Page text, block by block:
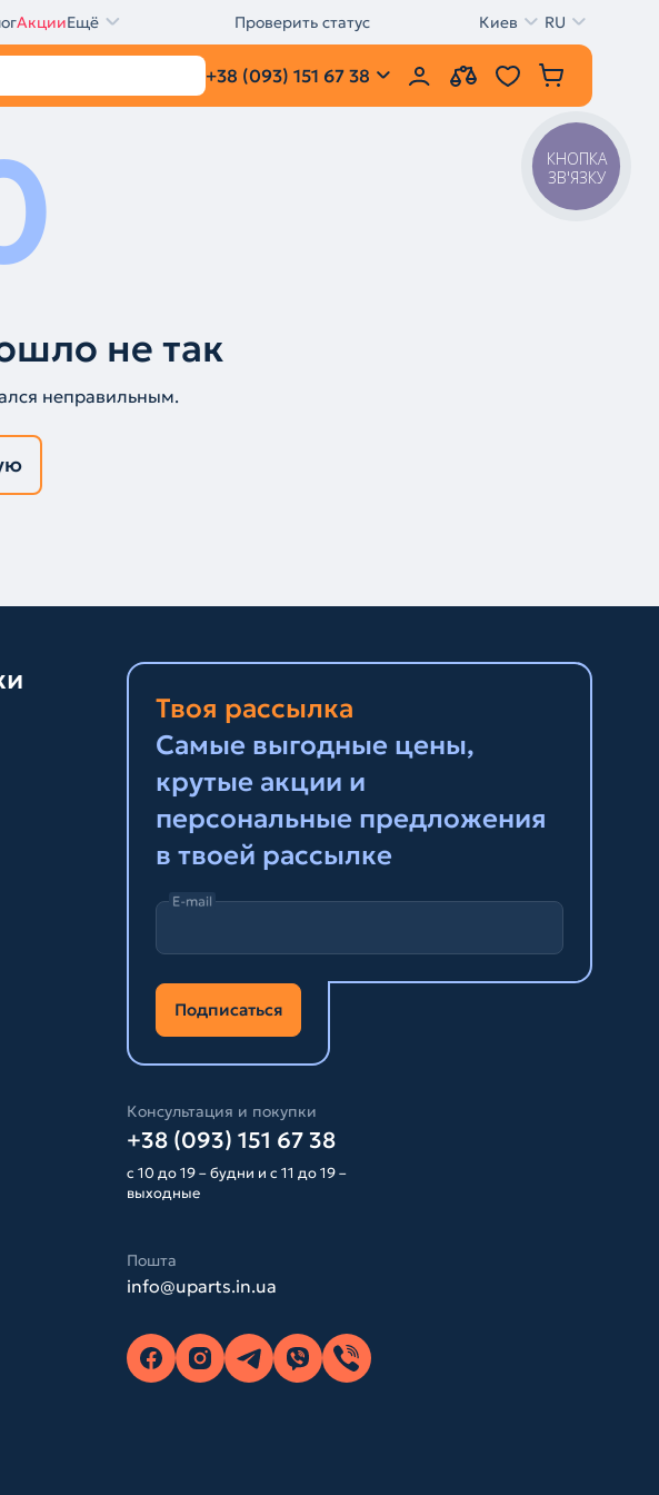
АкцииЕщё Проверить статус Киев RU
+38 (093) 151 67 38
не так
неправильным.
Твоя рассылка
Самые выгодные цены,
крутые акции и
персональные предложения
в твоей рассылке
E-mail
Подписаться
Консультация и покупки
+38 (093) 151 67 38
с 10 до 19 – будни и с 11 до 19 –
выходные
Пошта
info@uparts.in.ua
КНОПКА
ЗВ'ЯЗКУ